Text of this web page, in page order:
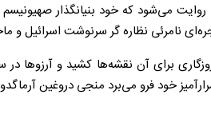
می‌شود که خود بنیانگذار صهیونیسم
نامرئی نظاره گر سرنوشت اسرائیل
برای آن نقشه‌ها کشید و آرزوها در
خود فرو می‌برد منجی دروغین